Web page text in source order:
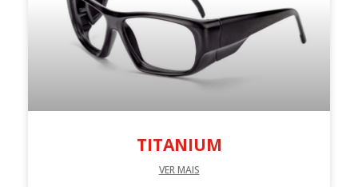
TITANIUM
VER MAIS